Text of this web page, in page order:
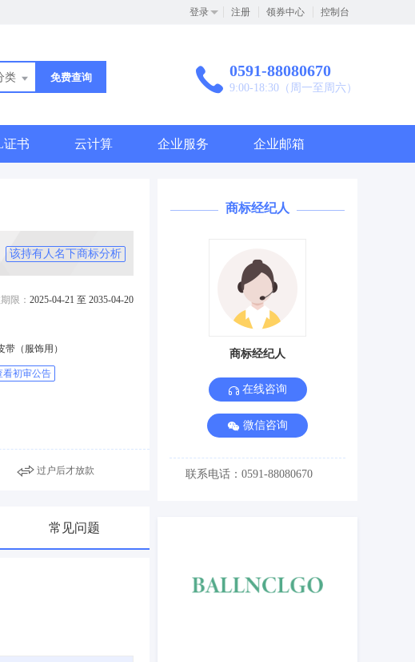
登录 注册 领券中心 控制台
类 免费查询 0591-88080670
9:00-18:30（周一至周六）
证书 云计算 企业服务 企业邮箱
该持有人名下商标分析
限： 2025-04-21 至 2035-04-20
（服饰用）
看初审公告
过户后才放款
常见问题
商标经纪人
商标经纪人
在线咨询
微信咨询
联系电话：0591-88080670